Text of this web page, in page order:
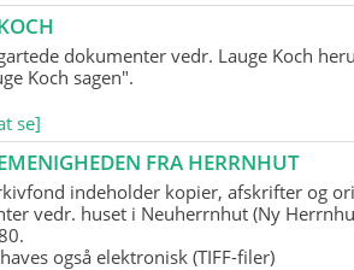
dokumenter vedr. Lauge Koch
Koch sagen".
se]
FRA HERRNHUT
indeholder kopier, afskrifter og
vedr. huset i Neuherrnhut (Ny
også elektronisk (TIFF-filer)